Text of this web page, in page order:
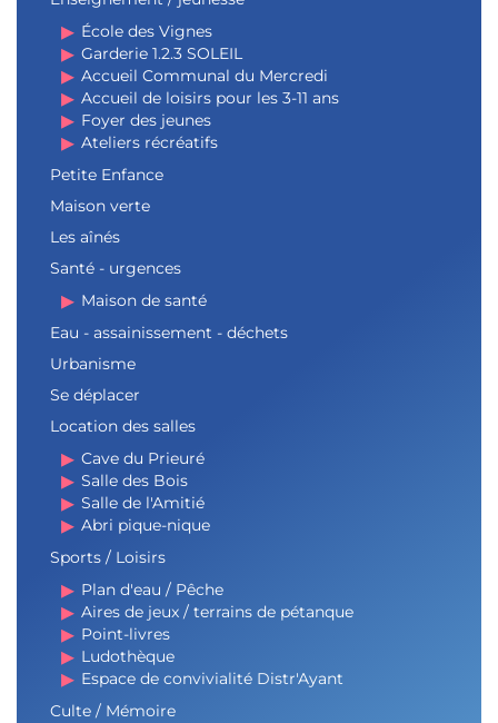
École des Vignes
Garderie 1.2.3 SOLEIL
Accueil Communal du Mercredi
Accueil de loisirs pour les 3-11 ans
Foyer des jeunes
Ateliers récréatifs
Petite Enfance
Maison verte
Les aînés
Santé - urgences
Maison de santé
Eau - assainissement - déchets
Urbanisme
Se déplacer
Location des salles
Cave du Prieuré
Salle des Bois
Salle de l'Amitié
Abri pique-nique
Sports / Loisirs
Plan d'eau / Pêche
Aires de jeux / terrains de pétanque
Point-livres
Ludothèque
Espace de convivialité Distr'Ayant
Culte / Mémoire